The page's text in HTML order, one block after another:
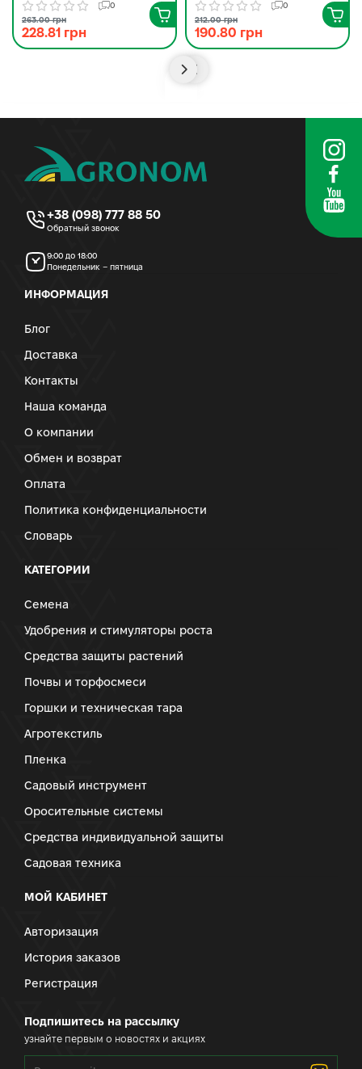
0
263.00 грн
228.81 грн
0
212.00 грн
190.80 грн
+38 (098) 777 88 50
Обратный звонок
9:00 до 18:00
Понедельник – пятница
ИНФОРМАЦИЯ
Блог
Доставка
Контакты
Наша команда
О компании
Обмен и возврат
Оплата
Политика конфиденциальности
Словарь
КАТЕГОРИИ
Семена
Удобрения и стимуляторы роста
Средства защиты растений
Почвы и торфосмеси
Горшки и техническая тара
Агротекстиль
Пленка
Садовый инструмент
Оросительные системы
Средства индивидуальной защиты
Садовая техника
МОЙ КАБИНЕТ
Авторизация
История заказов
Регистрация
Подпишитесь на рассылку
узнайте первым о новостях и акциях